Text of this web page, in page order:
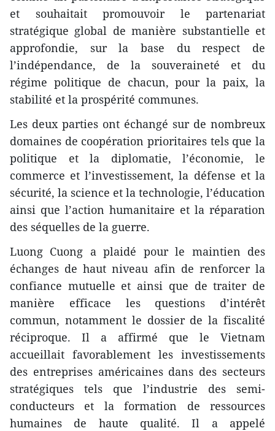
et souhaitait promouvoir le partenariat
stratégique global de manière substantielle et
approfondie, sur la base du respect de
l’indépendance, de la souveraineté et du
régime politique de chacun, pour la paix, la
stabilité et la prospérité communes.
Les deux parties ont échangé sur de nombreux
domaines de coopération prioritaires tels que la
politique et la diplomatie, l’économie, le
commerce et l’investissement, la défense et la
sécurité, la science et la technologie, l’éducation
ainsi que l’action humanitaire et la réparation
des séquelles de la guerre.
Luong Cuong a plaidé pour le maintien des
échanges de haut niveau afin de renforcer la
confiance mutuelle et ainsi que de traiter de
manière efficace les questions d’intérêt
commun, notamment le dossier de la fiscalité
réciproque. Il a affirmé que le Vietnam
accueillait favorablement les investissements
des entreprises américaines dans des secteurs
stratégiques tels que l’industrie des semi-
conducteurs et la formation de ressources
humaines de haute qualité. Il a appelé